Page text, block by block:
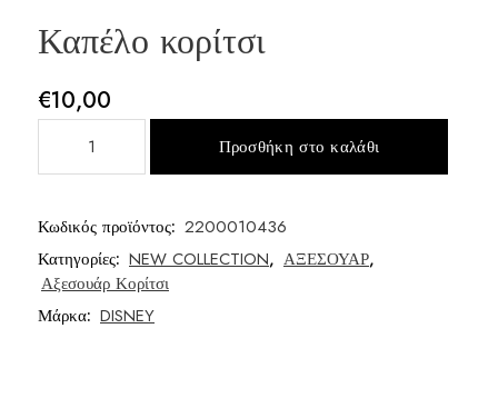
Καπέλο κορίτσι
€10,00
Προσθήκη στο καλάθι
Κωδικός προϊόντος: 2200010436
Κατηγορίες: NEW COLLECTION, ΑΞΕΣΟΥΑΡ,
Αξεσουάρ Κορίτσι
Μάρκα: DISNEY